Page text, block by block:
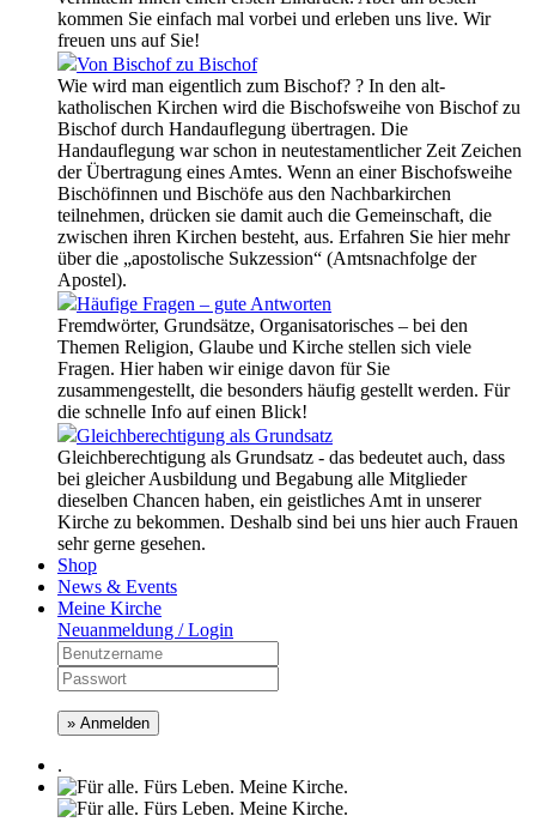
kommen Sie einfach mal vorbei und erleben uns live. Wir
freuen uns auf Sie!
Von Bischof zu Bischof
Wie wird man eigentlich zum Bischof? ? In den alt-
katholischen Kirchen wird die Bischofsweihe von Bischof zu
Bischof durch Handauflegung übertragen. Die
Handauflegung war schon in neutestamentlicher Zeit Zeichen
der Übertragung eines Amtes. Wenn an einer Bischofsweihe
Bischöfinnen und Bischöfe aus den Nachbarkirchen
teilnehmen, drücken sie damit auch die Gemeinschaft, die
zwischen ihren Kirchen besteht, aus. Erfahren Sie hier mehr
über die „apostolische Sukzession“ (Amtsnachfolge der
Apostel).
Häufige Fragen – gute Antworten
Fremdwörter, Grundsätze, Organisatorisches – bei den
Themen Religion, Glaube und Kirche stellen sich viele
Fragen. Hier haben wir einige davon für Sie
zusammengestellt, die besonders häufig gestellt werden. Für
die schnelle Info auf einen Blick!
Gleichberechtigung als Grundsatz
Gleichberechtigung als Grundsatz - das bedeutet auch, dass
bei gleicher Ausbildung und Begabung alle Mitglieder
dieselben Chancen haben, ein geistliches Amt in unserer
Kirche zu bekommen. Deshalb sind bei uns hier auch Frauen
sehr gerne gesehen.
Shop
News & Events
Meine Kirche
Neuanmeldung / Login
» Anmelden
.